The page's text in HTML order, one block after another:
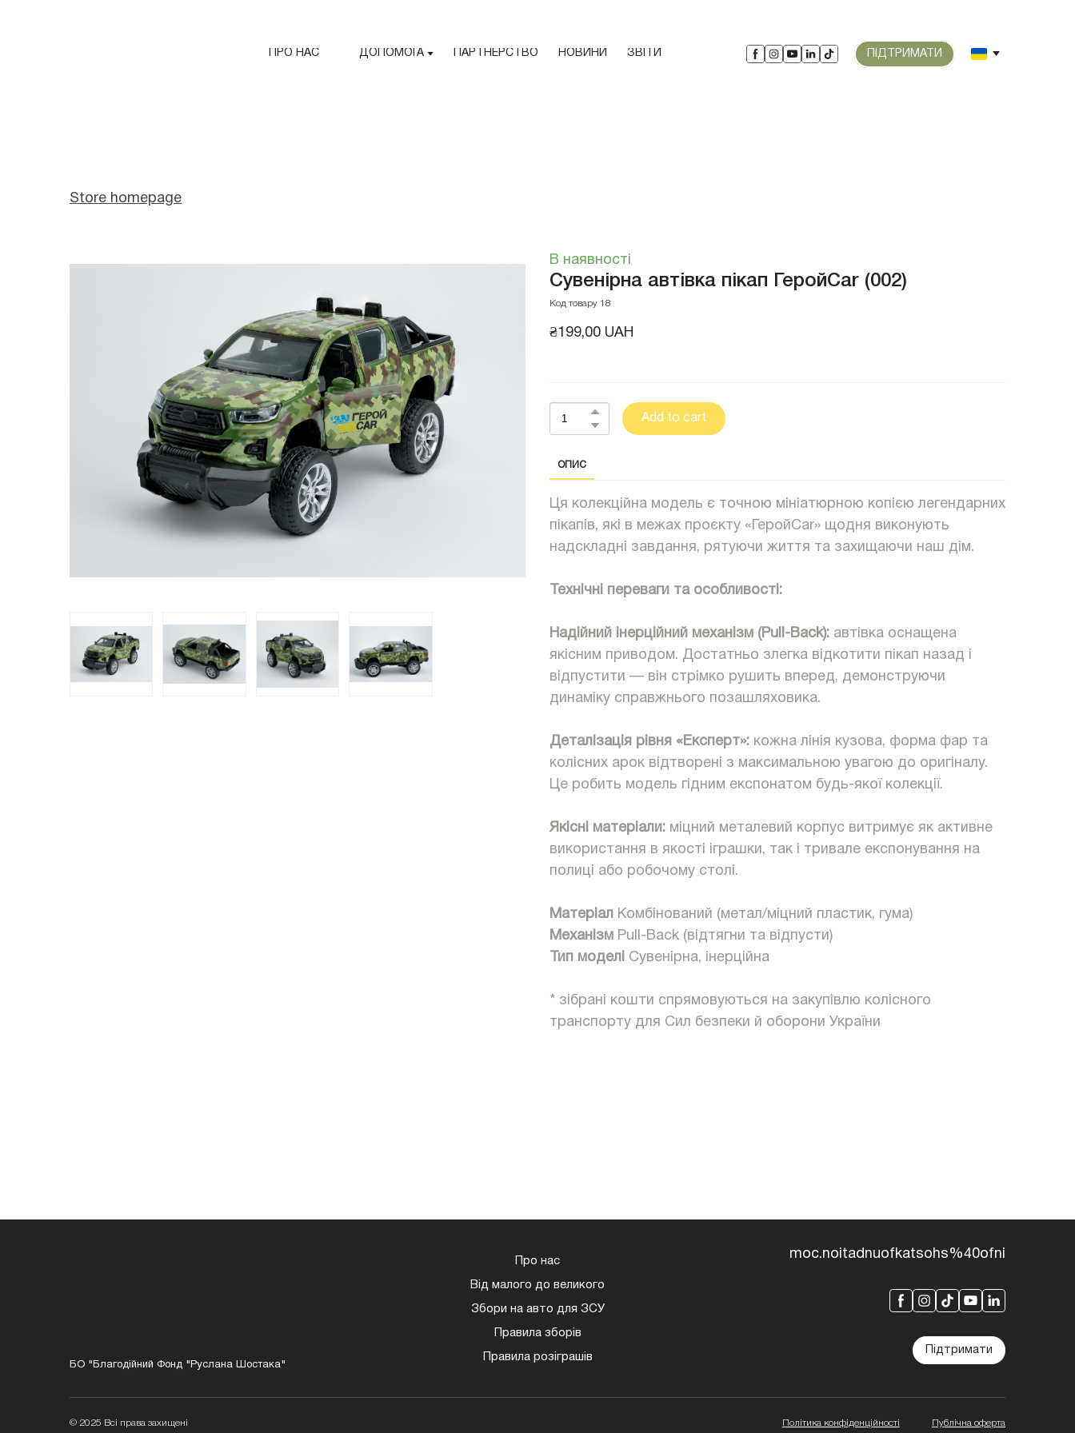
ПРО НАС ДОПОМОГА ПАРТНЕРСТВО НОВИНИ ЗВІТИ ПІДТРИМАТИ
Store homepage
В наявності
Сувенірна автівка пікап ГеройCar (002)
Код товару 18
₴199,00 UAH
Add to cart
ОПИС
Ця колекційна модель є точною мініатюрною копією легендарних
пікапів, які в межах проєкту «ГеройCar» щодня виконують
надскладні завдання, рятуючи життя та захищаючи наш дім.
Технічні переваги та особливості:
Надійний інерційний механізм (Pull-Back): автівка оснащена
якісним приводом. Достатньо злегка відкотити пікап назад і
відпустити — він стрімко рушить вперед, демонструючи
динаміку справжнього позашляховика.
Деталізація рівня «Експерт»: кожна лінія кузова, форма фар та
колісних арок відтворені з максимальною увагою до оригіналу.
Це робить модель гідним експонатом будь-якої колекції.
Якісні матеріали: міцний металевий корпус витримує як активне
використання в якості іграшки, так і тривале експонування на
полиці або робочому столі.
Матеріал Комбінований (метал/міцний пластик, гума)
Механізм Pull-Back (відтягни та відпусти)
Тип моделі Сувенірна, інерційна
* зібрані кошти спрямовуються на закупівлю колісного
транспорту для Сил безпеки й оборони України
БО "Благодійний Фонд "Руслана Шостака"
Про нас
Від малого до великого
Збори на авто для ЗСУ
Правила зборів
Правила розіграшів
moc.noitadnuofkatsohs%40ofni
Підтримати
© 2025 Всі права захищені Політика конфіденційності Публічна оферта